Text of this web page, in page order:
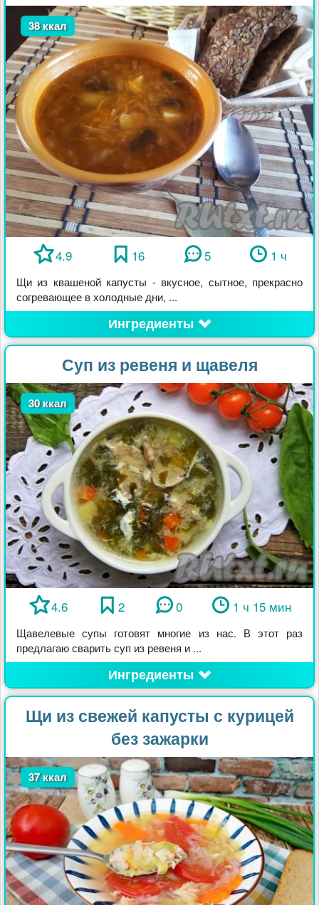
38 ккал
4.9 16 5 1 ч
Щи из квашеной капусты - вкусное, сытное, прекрасно
согревающее в холодные дни, ...
Ингредиенты
Суп из ревеня и щавеля
30 ккал
4.6 2 0 1 ч 15 мин
Щавелевые супы готовят многие из нас. В этот раз
предлагаю сварить суп из ревеня и ...
Ингредиенты
Щи из свежей капусты с курицей
без зажарки
37 ккал